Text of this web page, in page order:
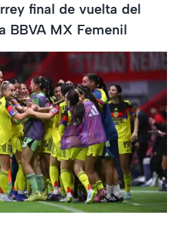
final de vuelta del
BBVA MX Femenil